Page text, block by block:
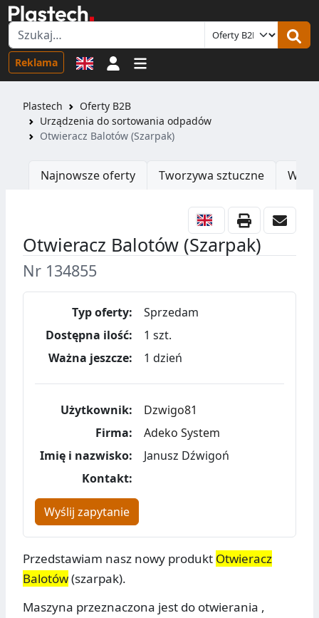
Reklama Logowanie
Plastech
Oferty B2B
Urządzenia do sortowania odpadów
Otwieracz Balotów (Szarpak)
Najnowsze oferty Tworzywa sztuczne
Otwieracz Balotów (Szarpak)
Nr 134855
Typ oferty:
Sprzedam
Dostępna ilość:
1 szt.
Ważna jeszcze:
1 dzień
Użytkownik:
Dzwigo81
Firma:
Adeko System
Imię i nazwisko:
Janusz Dźwigoń
Kontakt:
Wyślij zapytanie
Przedstawiam nasz nowy produkt Otwieracz
Balotów(szarpak).
Maszyna przeznaczona jest do otwierania ,